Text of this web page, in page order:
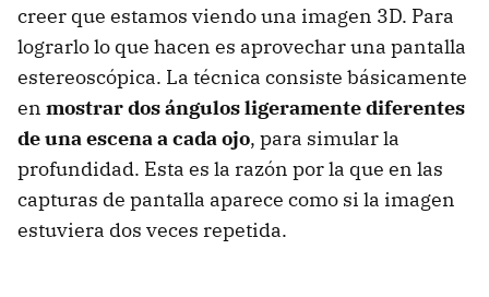
creer que estamos viendo una imagen 3D. Para
lograrlo lo que hacen es aprovechar una pantalla
estereoscópica. La técnica consiste básicamente
en mostrar dos ángulos ligeramente diferentes
de una escena a cada ojo, para simular la
profundidad. Esta es la razón por la que en las
capturas de pantalla aparece como si la imagen
estuviera dos veces repetida.